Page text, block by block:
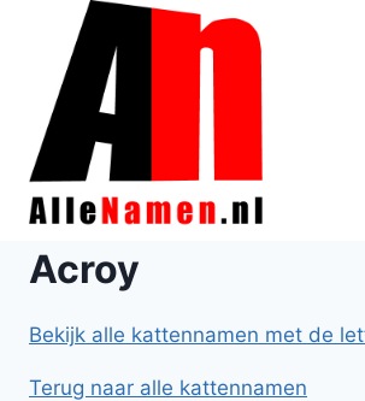
Doorgaan
inhoud
Acroy
Bekijk alle kattennamen met de
Terug naar alle kattennamen